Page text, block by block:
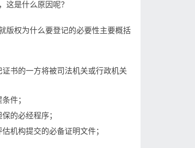
这是什么原因呢？
版权为什么要登记的必要性主要概括
书的一方将被司法机关或行政机关
件；
的必经程序；
机构提交的必备证明文件；